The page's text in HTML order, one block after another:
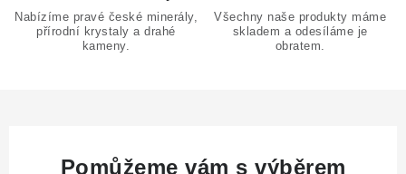
Nabízíme pravé české minerály,
přírodní krystaly a drahé
kameny.
Všechny naše produkty máme
skladem a odesíláme je
obratem.
Pomůžeme vám s výběrem